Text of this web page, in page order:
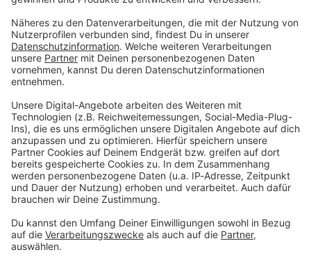
Du möchtest uns etwas sagen?
Studio Hotline
Kontaktformular
Sprachnachricht
© dpa-infocom, dpa:260627-930-294232/1